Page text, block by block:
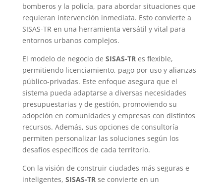
bomberos y la policía, para abordar situaciones que
requieran intervención inmediata. Esto convierte a
SISAS-TR en una herramienta versátil y vital para
entornos urbanos complejos.
El modelo de negocio de SISAS-TR es flexible,
permitiendo licenciamiento, pago por uso y alianzas
público-privadas. Este enfoque asegura que el
sistema pueda adaptarse a diversas necesidades
presupuestarias y de gestión, promoviendo su
adopción en comunidades y empresas con distintos
recursos. Además, sus opciones de consultoría
permiten personalizar las soluciones según los
desafíos específicos de cada territorio.
Con la visión de construir ciudades más seguras e
inteligentes, SISAS-TR se convierte en un